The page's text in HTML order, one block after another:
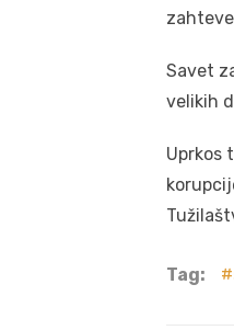
Savet
velikih
Uprkos
Tag: